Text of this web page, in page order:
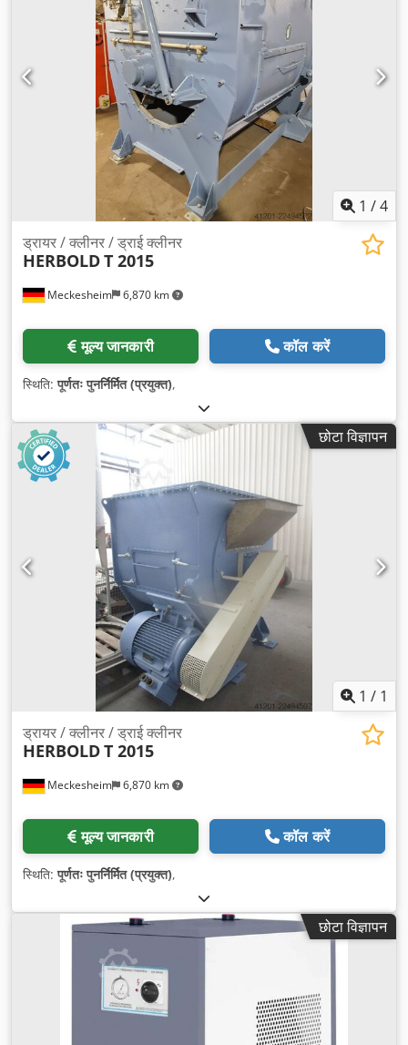
1 /4
Meckesheim 6,870 km
ड्रायर / क्लीनर / ड्राई क्लीनर
HERBOLDT 2015
मूल्य जानकारी कॉल करें
स्थिति:पूर्णतः पुनर्निर्मित (प्रयुक्त),
छोटा विज्ञापन
1 / 1
Meckesheim 6,870 km
ड्रायर / क्लीनर / ड्राई क्लीनर
HERBOLDT 2015
मूल्य जानकारी कॉल करें
स्थिति:पूर्णतः पुनर्निर्मित (प्रयुक्त),
छोटा विज्ञापन